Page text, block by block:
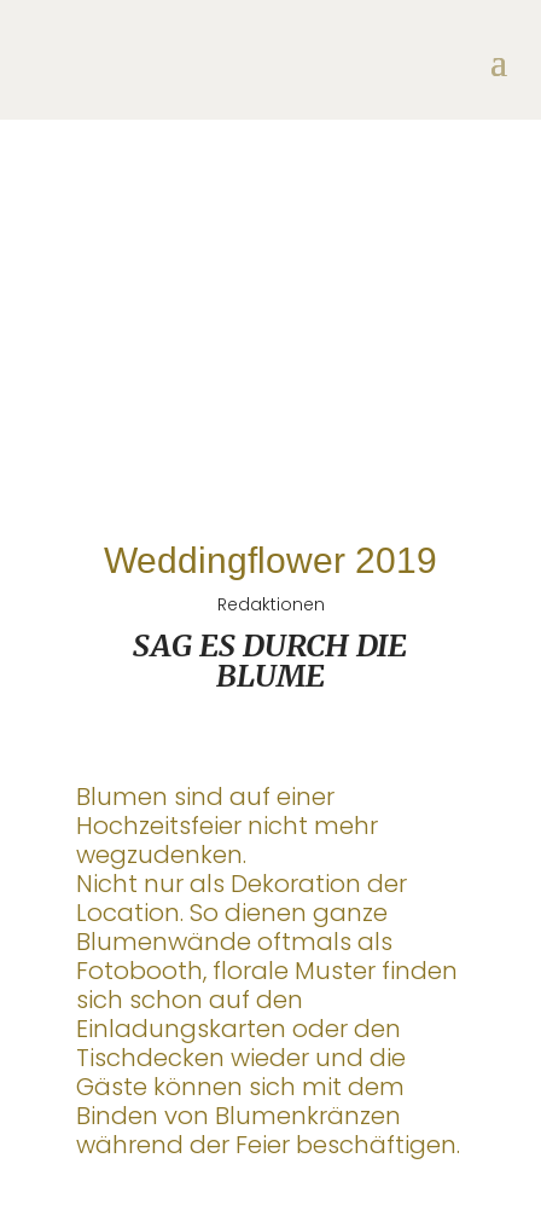
Weddingflower 2019
Redaktionen
SAG ES DURCH DIE
BLUME
Blumen sind auf einer
Hochzeitsfeier nicht mehr
wegzudenken.
Nicht nur als Dekoration der
Location. So dienen ganze
Blumenwände oftmals als
Fotobooth, florale Muster finden
sich schon auf den
Einladungskarten oder den
Tischdecken wieder und die
Gäste können sich mit dem
Binden von Blumenkränzen
während der Feier beschäftigen.